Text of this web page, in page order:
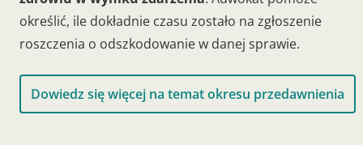
określić, ile dokładnie czasu zostało na zgłoszenie
roszczenia o odszkodowanie w danej sprawie.
Dowiedz się więcej na temat okresu przedawnienia